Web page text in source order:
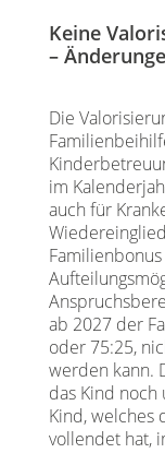
Keine
–
Die
im
auch für
ab 2027 der
oder 75:25,
werden kann.
das Kind noch
Kind, welches
vollendet hat,